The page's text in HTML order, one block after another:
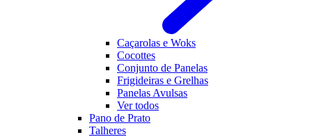
Caçarolas e Woks
Cocottes
Conjunto de Panelas
Frigideiras e Grelhas
Panelas Avulsas
Ver todos
Pano de Prato
Talheres